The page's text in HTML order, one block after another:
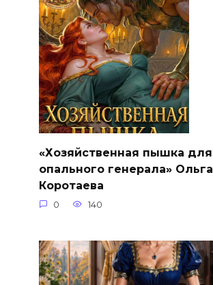
«Хозяйственная пышка для
опального генерала» Ольга
Коротаева
0 140